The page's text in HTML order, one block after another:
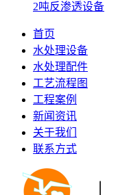
2吨反渗透设备
首页
水处理设备
水处理配件
工艺流程图
工程案例
新闻资讯
关于我们
联系方式